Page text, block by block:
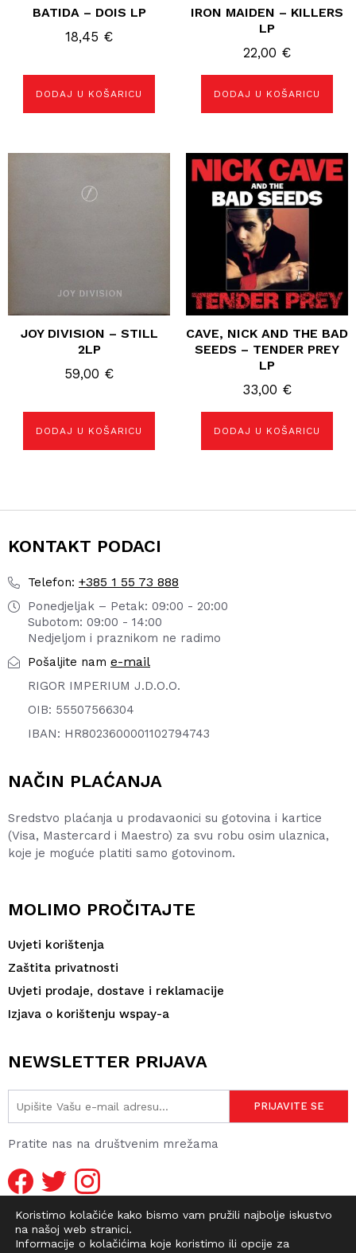
BATIDA – DOIS LP
18,45 €
DODAJ U KOŠARICU
IRON MAIDEN – KILLERS
LP
22,00 €
DODAJ U KOŠARICU
JOY DIVISION – STILL
2LP
59,00 €
DODAJ U KOŠARICU
CAVE, NICK AND THE BAD
SEEDS – TENDER PREY
LP
33,00 €
DODAJ U KOŠARICU
KONTAKT PODACI
Telefon: +385 1 55 73 888
Ponedjeljak – Petak: 09:00 - 20:00
Subotom: 09:00 - 14:00
Nedjeljom i praznikom ne radimo
Pošaljite nam e-mail
RIGOR IMPERIUM J.D.O.O.
OIB: 55507566304
IBAN: HR8023600001102794743
NAČIN PLAĆANJA
Sredstvo plaćanja u prodavaonici su gotovina i kartice
(Visa, Mastercard i Maestro) za svu robu osim ulaznica,
koje je moguće platiti samo gotovinom.
MOLIMO PROČITAJTE
Uvjeti korištenja
Zaštita privatnosti
Uvjeti prodaje, dostave i reklamacije
Izjava o korištenju wspay-a
NEWSLETTER PRIJAVA
Pratite nas na društvenim mrežama
Koristimo kolačiće kako bismo vam pružili najbolje iskustvo
na našoj web stranici.
Informacije o kolačićima koje koristimo ili opcije za